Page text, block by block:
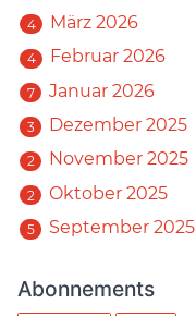
4 März 2026
4 Februar 2026
7 Januar 2026
3 Dezember 2025
2 November 2025
2 Oktober 2025
5 September 2025
Abonnements